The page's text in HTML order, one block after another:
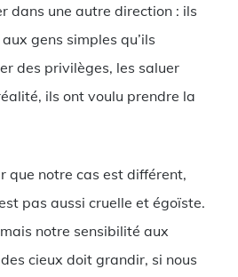
dans une autre direction : ils
gens simples qu’ils
des privilèges, les saluer
ils ont voulu prendre la
que notre cas est différent,
pas aussi cruelle et égoïste.
notre sensibilité aux
cieux doit grandir, si nous